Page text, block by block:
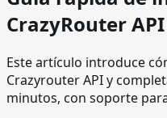
CrazyRouter API
Este artículo introduce
Crazyrouter API y
minutos, con soporte